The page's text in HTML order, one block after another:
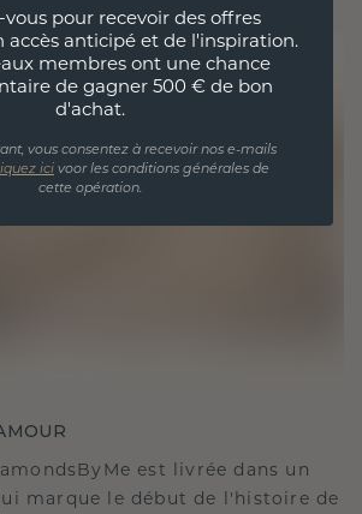
est livrée dans un
marque le début de l'histoire de
vous pour recevoir des offres
accès anticipé et de l'inspiration.
membres ont une chance
de gagner 500 € de bon
d'achat.
vous consentez à recevoir nos e-mails
ici voor les conditions générales de
cette opération.